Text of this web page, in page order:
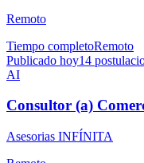
Remoto
Tiempo completoRemoto
Publicado hoy14
AI
Consultor (a)
Asesorias INFÍNITA